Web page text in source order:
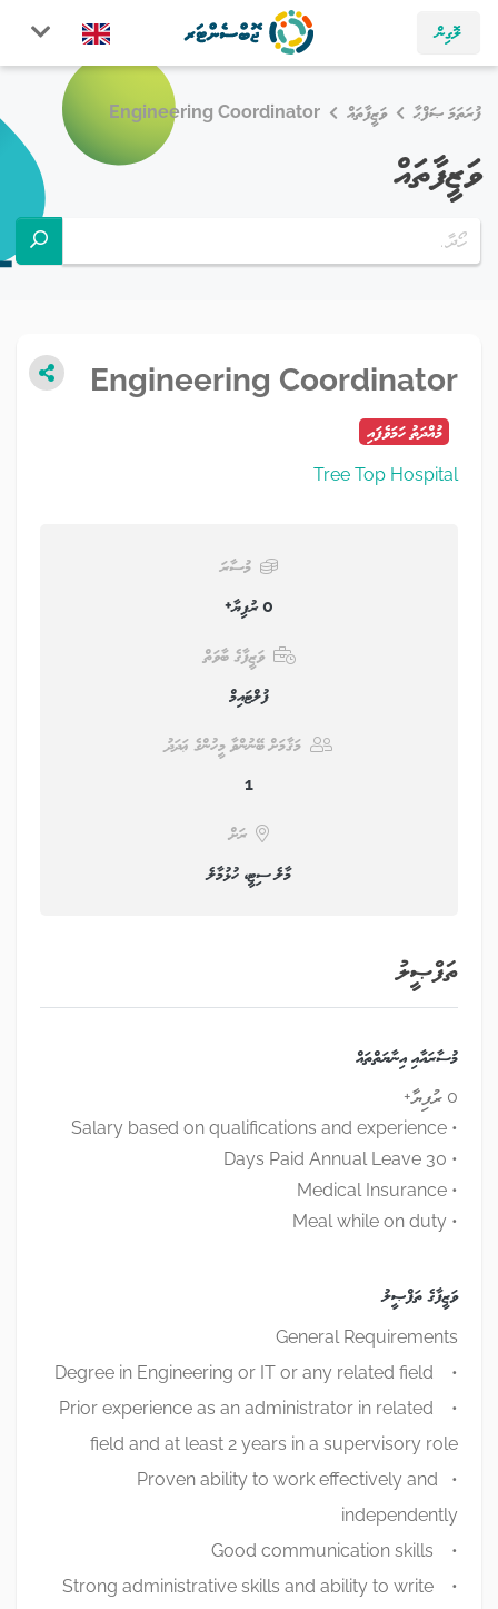
ލޮގިން
ފުރަތަމަ ޞަފްޙާ ވަޒީފާތައް Engineering Coordinator
ވަޒީފާތައް
Engineering Coordinator
މުއްދަތު ހަމަވެފައި
Tree Top Hospital
މުސާރަ
0 ރުފިޔާ+
ވަޒީފާގެ ބާވަތް
ފުލްޓައިމް
މަޤާމަށް ބޭނުންވާ މީހުންގެ ޢަދަދު
1
ރަށް
މާލެ ސިޓީ، ހުޅުމާލެ
ތަފްޞީލު
މުސާރައާއި އިނާޔަތްތައް
0 ރުފިޔާ+
• Salary based on qualifications and experience
• 30 Days Paid Annual Leave
• Medical Insurance
• Meal while on duty
ވަޒީފާގެ ތަފްޞީލު
General Requirements
• Degree in Engineering or IT or any related field
• Prior experience as an administrator in related
field and at least 2 years in a supervisory role
• Proven ability to work effectively and
independently
• Good communication skills
• Strong administrative skills and ability to write